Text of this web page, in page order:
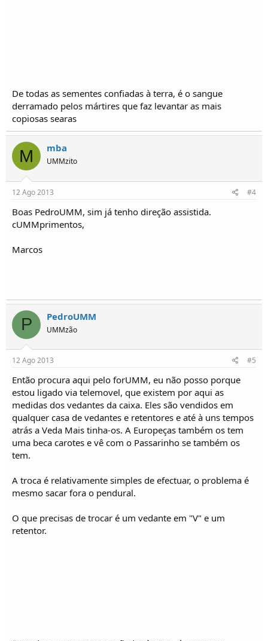
De todas as sementes confiadas à terra, é o sangue
derramado pelos mártires que faz levantar as mais
copiosas searas
M mba
UMMzito
12 Ago 2013 #4
Boas PedroUMM, sim já tenho direção assistida.
cUMMprimentos,
Marcos
P PedroUMM
UMMzão
12 Ago 2013 #5
Então procura aqui pelo forUMM, eu não posso porque
estou ligado via telemovel, que existem por aqui as
medidas dos vedantes da caixa. Eles são vendidos em
qualquer casa de vedantes e retentores e até à uns tempos
atrás a Veda Mais tinha-os. A Europeças também os tem
uma beca carotes e vê com o Passarinho se também os
tem.
A troca é relativamente simples de efectuar, o problema é
mesmo sacar fora o pendural.
O que precisas de trocar é um vedante em "V" e um
retentor.